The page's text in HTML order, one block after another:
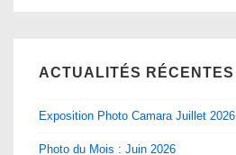
ACTUALITÉS RÉCENTES
Exposition Photo Camara Juillet 2026
Photo du Mois : Juin 2026